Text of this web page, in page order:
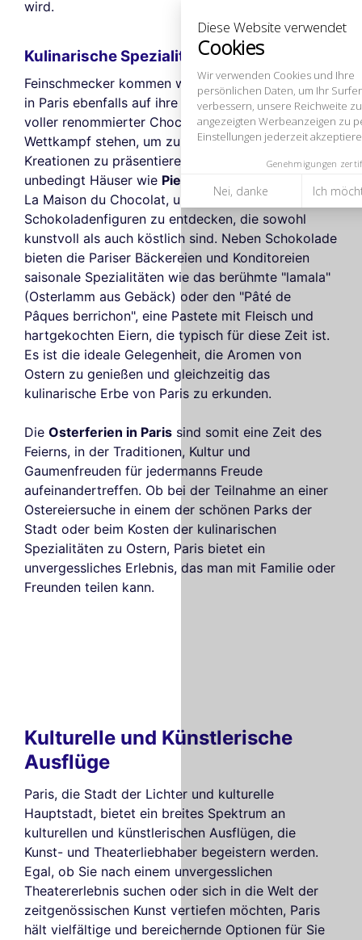
Einstellungen jederzeit akzeptieren, ablehnen oder anpassen.
Genehmigungen zertifiziert von
Nei, danke Ich möchte wählen Ich stimme zu
wird.
Kulinarische Spezialitäten zu Ostern
Feinschmecker kommen während der Osterferien
in Paris ebenfalls auf ihre Kosten. Die Stadt ist
voller renommierter Chocolatiers, die im kreativen
Wettkampf stehen, um zu Ostern schokoladige
Kreationen zu präsentieren. Besuchen Sie
unbedingt Häuser wie Pierre Hermé
La Maison du Chocolat, um Eier, Hasen und andere
Schokoladenfiguren zu entdecken, die sowohl
kunstvoll als auch köstlich sind. Neben Schokolade
bieten die Pariser Bäckereien und Konditoreien
saisonale Spezialitäten wie das berühmte "lamala"
(Osterlamm aus Gebäck) oder den "Pâté de
Pâques berrichon", eine Pastete mit Fleisch und
hartgekochten Eiern, die typisch für diese Zeit ist.
Es ist die ideale Gelegenheit, die Aromen von
Ostern zu genießen und gleichzeitig das
kulinarische Erbe von Paris zu erkunden.
Die Osterferien in Paris sind somit eine Zeit des
Feierns, in der Traditionen, Kultur und
Gaumenfreuden für jedermanns Freude
aufeinandertreffen. Ob bei der Teilnahme an einer
Ostereiersuche in einem der schönen Parks der
Stadt oder beim Kosten der kulinarischen
Spezialitäten zu Ostern, Paris bietet ein
unvergessliches Erlebnis, das man mit Familie oder
Freunden teilen kann.
Kulturelle und Künstlerische
Ausflüge
Paris, die Stadt der Lichter und kulturelle
Hauptstadt, bietet ein breites Spektrum an
kulturellen und künstlerischen Ausflügen, die
Kunst- und Theaterliebhaber begeistern werden.
Egal, ob Sie nach einem unvergesslichen
Theatererlebnis suchen oder sich in die Welt der
zeitgenössischen Kunst vertiefen möchten, Paris
hält vielfältige und bereichernde Optionen für Sie